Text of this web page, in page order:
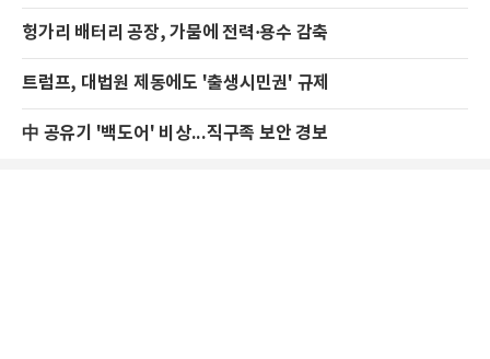
헝가리 배터리 공장, 가뭄에 전력·용수 감축
트럼프, 대법원 제동에도 '출생시민권' 규제
中 공유기 '백도어' 비상...직구족 보안 경보